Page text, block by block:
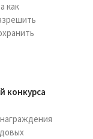
как
конкурса